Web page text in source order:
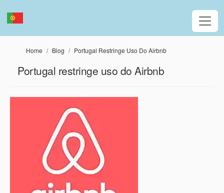
Home Blog Portugal Restringe Uso Do Airbnb
Portugal restringe uso do Airbnb